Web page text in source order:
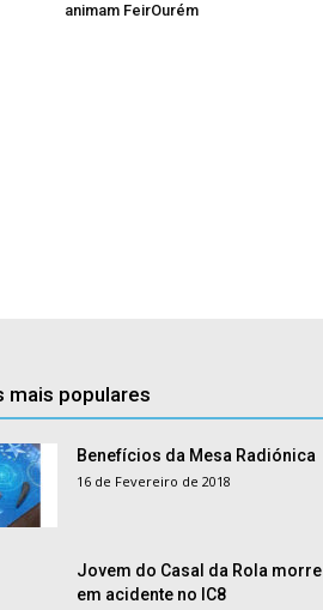
animam FeirOurém
mais populares
Benefícios da Mesa Radiónica
16 de Fevereiro de 2018
Jovem do Casal da Rola morre
em acidente no IC8